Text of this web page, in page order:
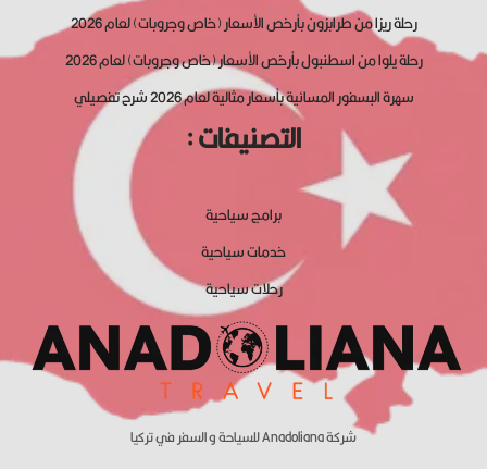
رحلة ريزا من طرابزون بأرخص الأسعار (خاص وجروبات) لعام 2026
رحلة يلوا من اسطنبول بأرخص الأسعار (خاص وجروبات) لعام 2026
سهرة البسفور المسائية بأسعار مثالية لعام 2026 شرح تفصيلي
التصنيفات :
برامج سياحية
خدمات سياحية
رحلات سياحية
شركة Anadoliana للسياحة و السفر في تركيا